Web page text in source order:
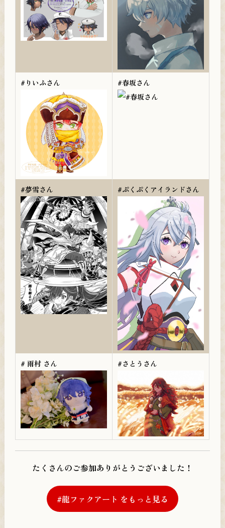
#りいふさん #春坂さん
#夢雪さん #ぷくぷくアイランドさん
# ️雨村 さん #さとうさん
たくさんのご参加ありがとうございました！
#龍ファクアート をもっと見る